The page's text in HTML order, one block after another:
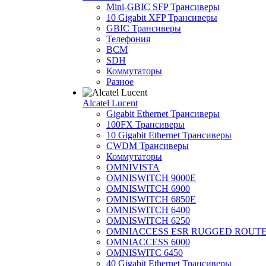
Mini-GBIC SFP Трансиверы
10 Gigabit XFP Трансиверы
GBIC Трансиверы
Телефония
BCM
SDH
Коммутаторы
Разное
Alcatel Lucent
Gigabit Ethernet Трансиверы
100FX Трансиверы
10 Gigabit Ethernet Трансиверы
CWDM Трансиверы
Коммутаторы
OMNIVISTA
OMNISWITCH 9000E
OMNISWITCH 6900
OMNISWITCH 6850E
OMNISWITCH 6400
OMNISWITCH 6250
OMNIACCESS ESR RUGGED
OMNIACCESS 6000
OMNISWITC 6450
40 Gigabit Ethernet Трансиверы